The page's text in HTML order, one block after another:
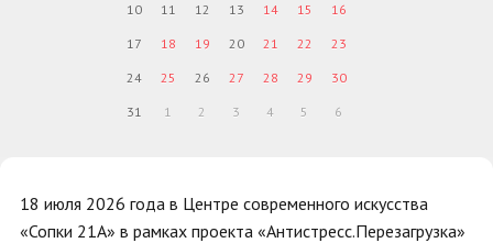
18 июля 2026 года в Центре современного искусства
«Сопки 21А» в рамках проекта «Антистресс.Перезагрузка»
10 11 12 13 14 15 16
17 18 19 20 21 22 23
24 25 26 27 28 29 30
31 1 2 3 4 5 6